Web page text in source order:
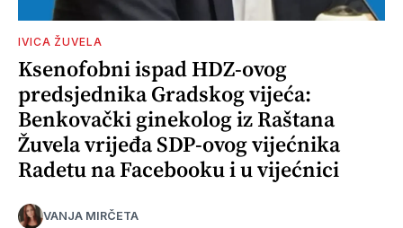
IVICA ŽUVELA
Ksenofobni ispad HDZ-ovog
predsjednika Gradskog vijeća:
Benkovački ginekolog iz Raštana
Žuvela vrijeđa SDP-ovog vijećnika
Radetu na Facebooku i u vijećnici
VANJA MIRČETA